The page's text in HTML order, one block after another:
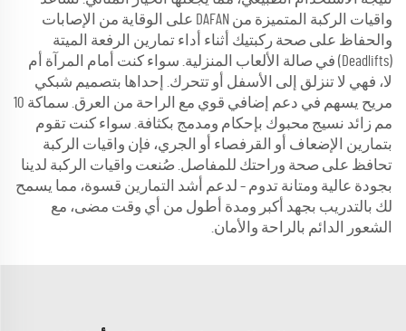
واقيات الركبة المتميزة من DAFAN على الوقاية من الإصابات
والحفاظ على صحة ركبتيك أثناء أداء تمارين الرفعة الميتة
(Deadlifts) في صالة الألعاب المنزلية. سواء كنت أمام المرآة أم
لا، فهي لا تنزلق إلى الأسفل أو تتحرك. إحداها بتصميم شبكي
مريح يسهم في دعم إضافي قوي مع الراحة من العرق. سماكة 10
مم زائد نسيج محبوك بإحكام ومدمج بكثافة. سواء كنت تقوم
بتمارين الإضعاف أو القرفصاء أو الجري، فإن واقيات الركبة
تحافظ على صحة وراحتك للمفاصل. صُنعت واقيات الركبة لدينا
بجودة عالية ومتانة تدوم – لدعم أشد التمارين قسوة، مما يسمح
لك بالتدريب بجهد أكبر ومدة أطول من أي وقت مضى، مع
الشعور الدائم بالراحة والأمان.